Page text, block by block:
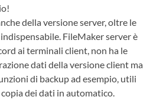
della versione server, oltre le
FileMaker server è
ai terminali client, non ha le
dati della versione client ma
di backup ad esempio, utili
dei dati in automatico.